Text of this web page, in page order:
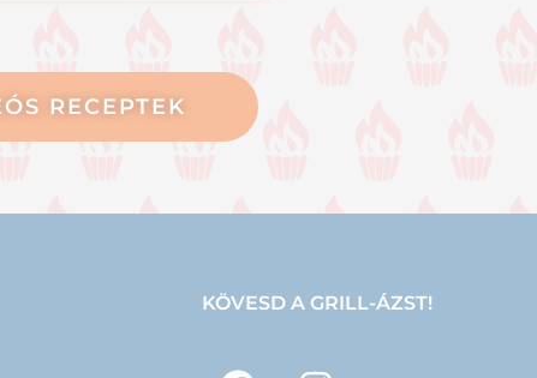
RECEPTEK
KÖVESD A GRILL-ÁZST!